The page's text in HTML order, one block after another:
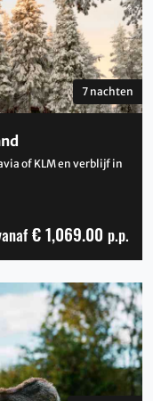
of KLM en verblijf in
7 nachten
€ 1,069.00 p.p.